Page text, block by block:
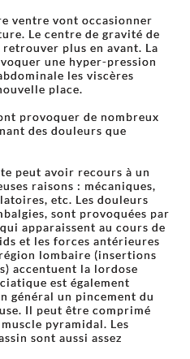
ventre vont occasionner
Le centre de gravité de
plus en avant. La
une hyper-pression
les viscères
place.
provoquer de nombreux
des douleurs que
peut avoir recours à un
raisons : mécaniques,
etc. Les douleurs
sont provoquées par
apparaissent au cours de
et les forces antérieures
lombaire (insertions
accentuent la lordose
est également
général un pincement du
Il peut être comprimé
pyramidal. Les
sont aussi assez